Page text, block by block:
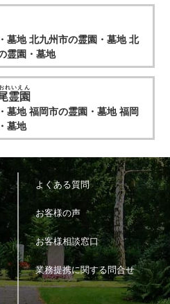
いします。
墓地 北九州市の霊園・墓地 北
霊園・墓地
霊園
れいえん
墓地 福岡市の霊園・墓地 福岡
墓地
よくある質問
お客様の声
お客様相談窓口
業務提携に関する問合せ